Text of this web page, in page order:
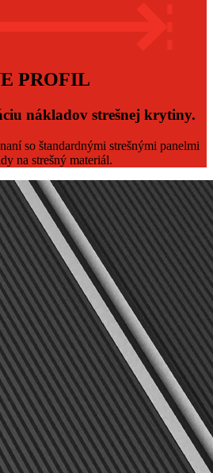
PROFIL
nákladov strešnej krytiny.
so štandardnými strešnými panelmi
na strešný materiál.